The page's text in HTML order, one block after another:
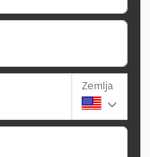
Zemlja